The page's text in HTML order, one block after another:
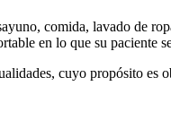
comida, lavado de
en lo que su paciente
cuyo propósito es